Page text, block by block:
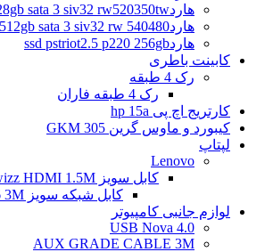
هاردkingmax ssd 128gb sata 3 siv32 rw520350tw
هاردkingmax ssd 512gb sata 3 siv32 rw 540480 فصtw
هاردssd pstriot2.5 p220 256gb
کابینت باطری
رک 4 طبقه
رک 4 طبقه فاران
کارتریج اچ پی hp 15a
کیبورد و ماوس گرین GKM 305
لپتاپ
Lenovo
کابل سویز Swizz HDMI 1.5M
کابل شبکه سویز Swizz CAT6 3M
لوازم جانبی کامپیوتر
4.0 USB Nova
AUX GRADE CABLE 3M